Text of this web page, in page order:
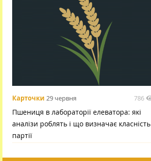
Карточки 29 червня 786
Пшениця в лабораторії елеватора: які
аналізи роблять і що визначає класність
партії